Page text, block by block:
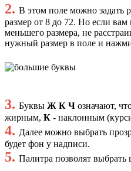
2. В этом поле можно задать
размер от 8 до 72. Но если
меньшего размера, не
нужный размер в поле и
3. Буквы Ж К Ч означают,
жирным, К - наклонным
4. Далее можно выбрать
будет фон у надписи.
5. Палитра позволят выбрать